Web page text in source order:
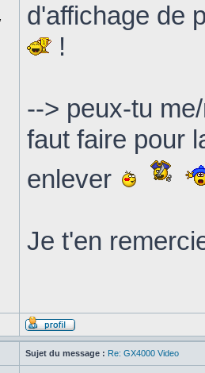
d'affichage de
!
--> peux-tu
faut faire pour
enlever
Je t'en
Sujet du message : Re: GX4000 Video